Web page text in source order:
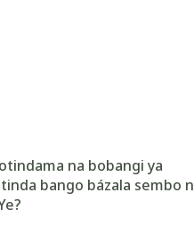
na bobangi ya
bango bázala sembo